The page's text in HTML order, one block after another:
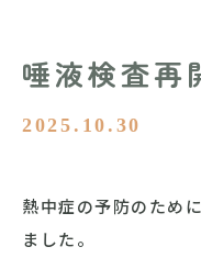
唾液検査再
2025.10.30
熱中症の予防のため
ました。